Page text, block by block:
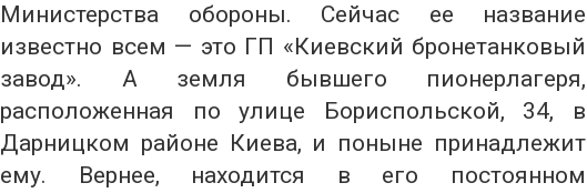
Министерства обороны. Сейчас ее название
известно всем — это ГП «Киевский бронетанковый
завод». А земля бывшего пионерлагеря,
расположенная по улице Бориспольской, 34, в
Дарницком районе Киева, и поныне принадлежит
ему. Вернее, находится в его постоянном